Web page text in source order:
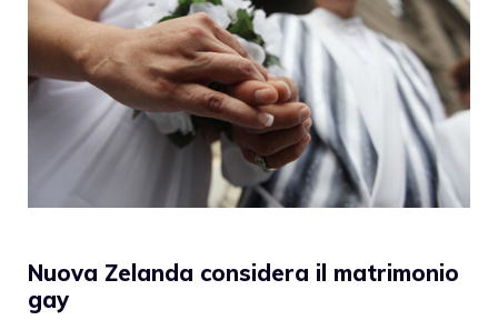
Nuova Zelanda considera il matrimonio
gay